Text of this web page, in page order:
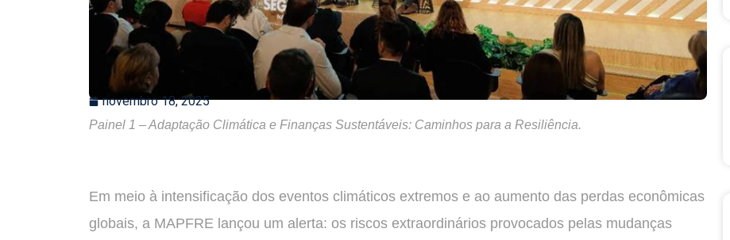
novembro 18, 2025
Painel 1 – Adaptação Climática e Finanças Sustentáveis: Caminhos para a Resiliência.
Em meio à intensificação dos eventos climáticos extremos e ao aumento das perdas econômicas
globais, a MAPFRE lançou um alerta: os riscos extraordinários provocados pelas mudanças